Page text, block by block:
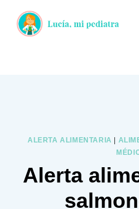
ALERTA ALIMENTARIA
Alerta